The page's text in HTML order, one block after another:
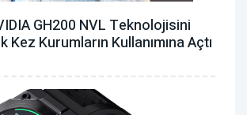
GH200 NVL Teknolojisini
Kez Kurumların Kullanımına Açtı